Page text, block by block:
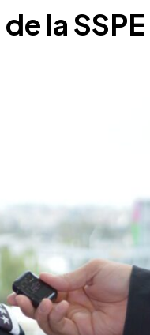
la SSPE